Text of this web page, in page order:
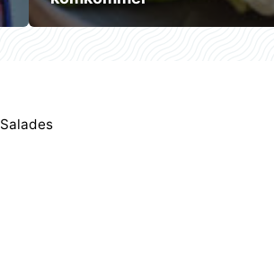
Salades